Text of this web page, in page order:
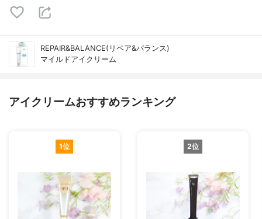
REPAIR&BALANCE(リペア&バランス)
マイルドアイクリーム
アイクリームおすすめランキング
1位 2位